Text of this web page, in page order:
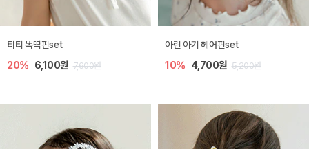
티티 똑딱핀set
20% 6,100원 7,600원
아린 아기 헤어핀set
10% 4,700원 5,200원